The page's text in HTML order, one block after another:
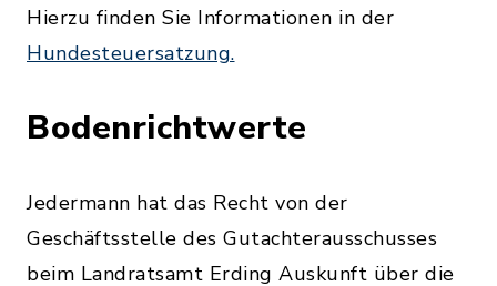
Hierzu finden Sie Informationen in der
Hundesteuersatzung.
Bodenrichtwerte
Jedermann hat das Recht von der
Geschäftsstelle des Gutachterausschusses
beim Landratsamt Erding Auskunft über die